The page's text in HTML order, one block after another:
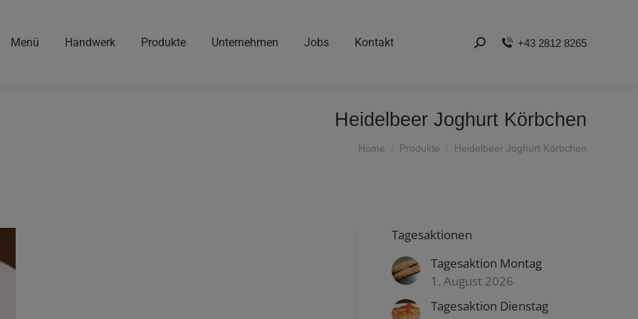
Menü Handwerk Produkte Unternehmen Jobs Kontakt Search: +43 2812 8265
Heidelbeer Joghurt Körbchen
Home Produkte Heidelbeer Joghurt Körbchen
Tagesaktionen
Tagesaktion Montag
1. August 2026
Tagesaktion Dienstag